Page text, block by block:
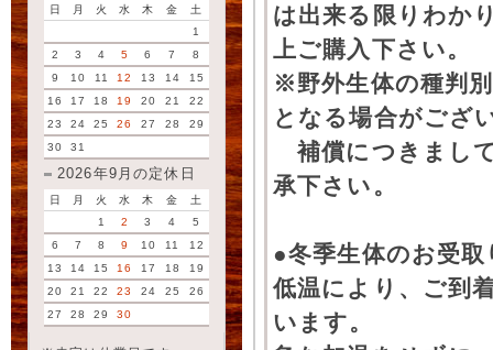
日 月 火 水 木 金
土
1
2
3 4 5 6 7
8
9
10 11 12 13 14
15
16
17 18 19 20 21
22
23
24 25 26 27 28
29
30
31
2026年9月の定休日
日 月 火 水 木 金
土
1
2 3 4
5
6
7 8 9 10 11
12
13
14 15 16 17 18
19
20
21 22 23 24 25
26
27
28 29 30
は出来る限りわか
上ご購入下さい。
※野外生体の種判
となる場合がござ
補償につきまし
承下さい。
●冬季生体のお受
低温により、ご到
います。